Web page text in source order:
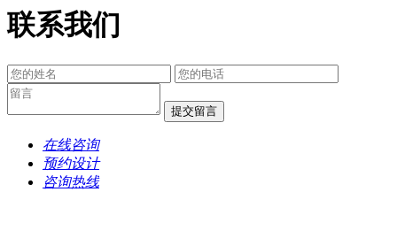
联系我们
提交留言
在线咨询
预约设计
咨询热线